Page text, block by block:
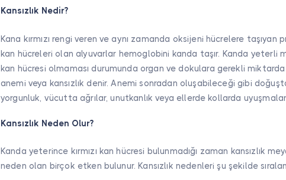
Kansızlık Nedir?
Kana kırmızı rengi veren ve aynı zamanda oksijeni hücrelere taşıyan
kan hücreleri olan alyuvarlar hemoglobini kanda taşır. Kanda yeterli
kan hücresi olmaması durumunda organ ve dokulara gerekli
anemi veya kansızlık denir. Anemi sonradan oluşabileceği gibi
yorgunluk, vücutta ağrılar, unutkanlık veya ellerde kollarda
Kansızlık Neden Olur?
Kanda yeterince kırmızı kan hücresi bulunmadığı zaman kansızlık
neden olan birçok etken bulunur. Kansızlık nedenleri şu şekilde